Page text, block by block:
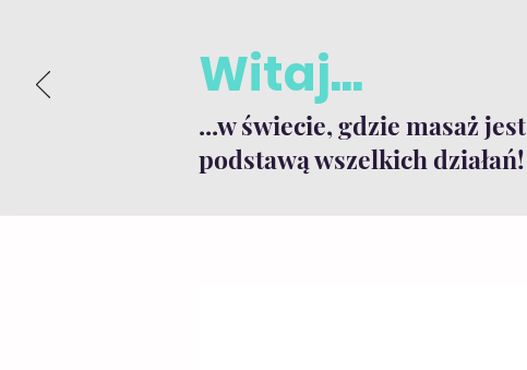
Witaj...
...w świecie, gdzie masaż jest
podstawą wszelkich działań!